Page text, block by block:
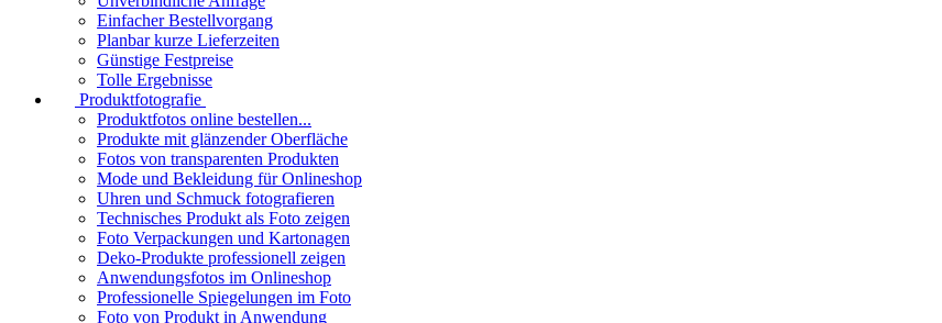
Einfacher Bestellvorgang
Planbar kurze Lieferzeiten
Günstige Festpreise
Tolle Ergebnisse
Produktfotografie
Produktfotos online bestellen...
Produkte mit glänzender Oberfläche
Fotos von transparenten Produkten
Mode und Bekleidung für Onlineshop
Uhren und Schmuck fotografieren
Technisches Produkt als Foto zeigen
Foto Verpackungen und Kartonagen
Deko-Produkte professionell zeigen
Anwendungsfotos im Onlineshop
Professionelle Spiegelungen im Foto
Foto von Produkt in Anwendung